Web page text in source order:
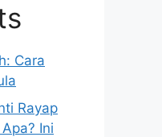
Cara
Rayap
Ini